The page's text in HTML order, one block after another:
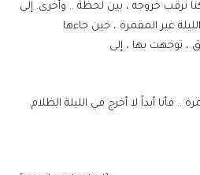
نرقب خروجه ، بين لحظة .. وأخرى. إلى
غير المقمرة ، حين جاءها
، توجهت بها ، إلى
.. فأنا أبداً لا أخرج في الليلة الظلام.